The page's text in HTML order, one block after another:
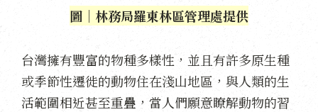
圖｜林務局羅東林區管理處提供
台灣擁有豐富的物種多樣性，並且有許多原生種
或季節性遷徙的動物住在淺山地區，與人類的生
活範圍相近甚至重疊，當人們願意瞭解動物的習